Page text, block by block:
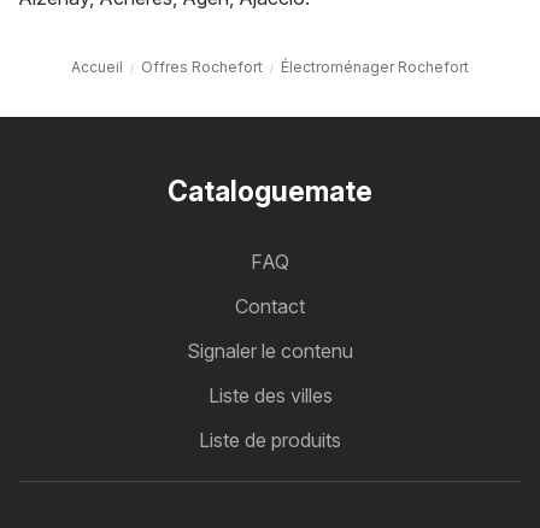
Accueil Offres Rochefort Électroménager Rochefort
Cataloguemate
FAQ
Contact
Signaler le contenu
Liste des villes
Liste de produits